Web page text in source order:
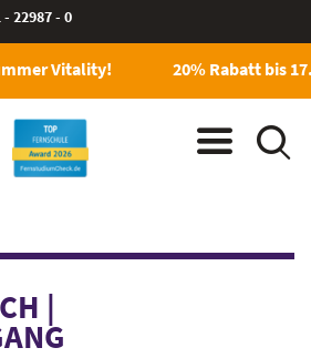
- 22987 - 0
Vitality! 20% Rabatt bis
|